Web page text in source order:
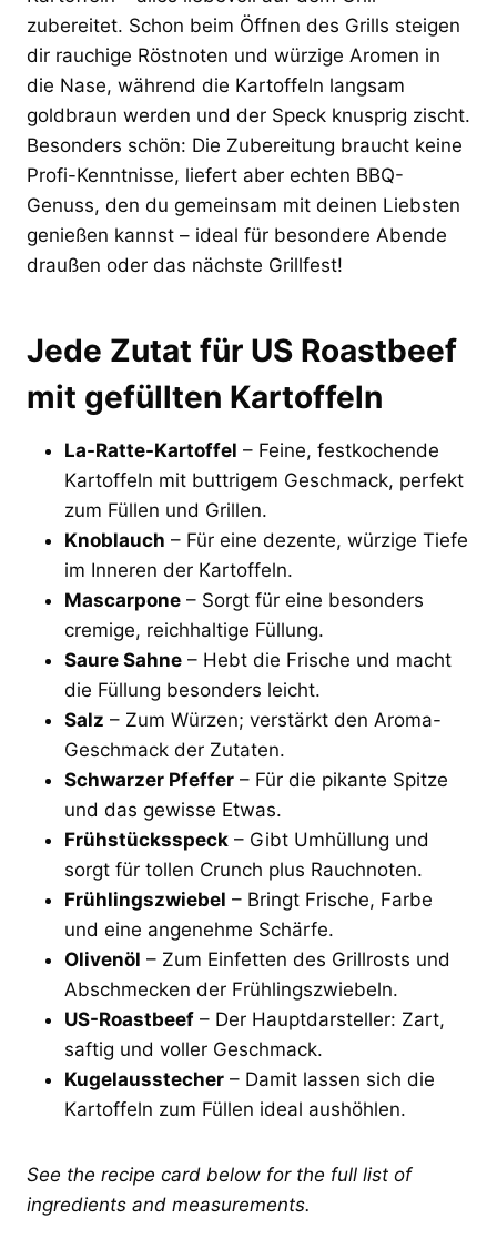
zubereitet. Schon beim Öffnen des Grills steigen
dir rauchige Röstnoten und würzige Aromen in
die Nase, während die Kartoffeln langsam
goldbraun werden und der Speck knusprig zischt.
Besonders schön: Die Zubereitung braucht keine
Profi-Kenntnisse, liefert aber echten BBQ-
Genuss, den du gemeinsam mit deinen Liebsten
genießen kannst – ideal für besondere Abende
draußen oder das nächste Grillfest!
Jede Zutat für US Roastbeef
mit gefüllten Kartoffeln
La-Ratte-Kartoffel – Feine, festkochende
Kartoffeln mit buttrigem Geschmack, perfekt
zum Füllen und Grillen.
Knoblauch – Für eine dezente, würzige Tiefe
im Inneren der Kartoffeln.
Mascarpone – Sorgt für eine besonders
cremige, reichhaltige Füllung.
Saure Sahne – Hebt die Frische und macht
die Füllung besonders leicht.
Salz – Zum Würzen; verstärkt den Aroma-
Geschmack der Zutaten.
Schwarzer Pfeffer – Für die pikante Spitze
und das gewisse Etwas.
Frühstücksspeck – Gibt Umhüllung und
sorgt für tollen Crunch plus Rauchnoten.
Frühlingszwiebel – Bringt Frische, Farbe
und eine angenehme Schärfe.
Olivenöl – Zum Einfetten des Grillrosts und
Abschmecken der Frühlingszwiebeln.
US-Roastbeef – Der Hauptdarsteller: Zart,
saftig und voller Geschmack.
Kugelausstecher – Damit lassen sich die
Kartoffeln zum Füllen ideal aushöhlen.
See the recipe card below for the full list of
ingredients and measurements.